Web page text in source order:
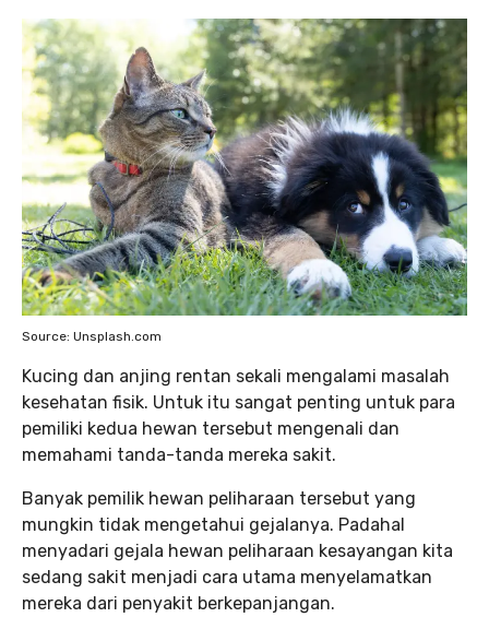
Source: Unsplash.com
Kucing dan anjing rentan sekali mengalami masalah
kesehatan fisik. Untuk itu sangat penting untuk para
pemiliki kedua hewan tersebut mengenali dan
memahami tanda-tanda mereka sakit.
Banyak pemilik hewan peliharaan tersebut yang
mungkin tidak mengetahui gejalanya. Padahal
menyadari gejala hewan peliharaan kesayangan kita
sedang sakit menjadi cara utama menyelamatkan
mereka dari penyakit berkepanjangan.